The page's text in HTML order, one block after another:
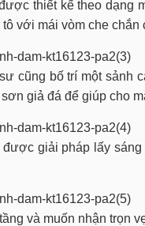
thiết kế theo dạng
với mái vòm che
cũng bố trí một sảnh
giả đá để giúp cho
giải pháp lấy
và muốn nhận trọn